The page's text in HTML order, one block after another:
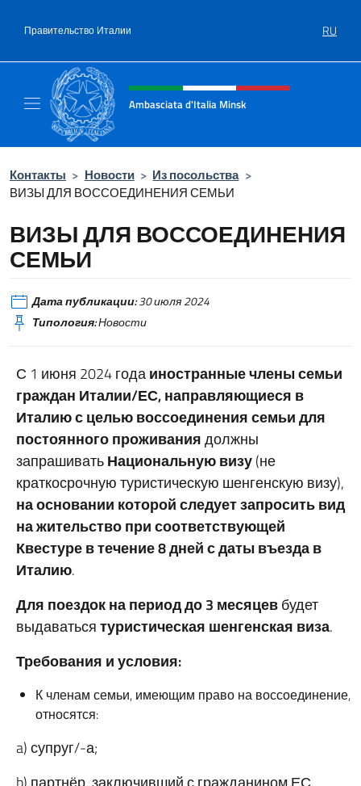
Правительство Италии RU
Шапка сайта, соцсети и
Ambasciata d'Italia Minsk
Контакты > Новости > Из посольства >
ВИЗЫ ДЛЯ ВОССОЕДИНЕНИЯ СЕМЬИ
ВИЗЫ ДЛЯ ВОССОЕДИНЕНИЯ
СЕМЬИ
Дата публикации:30 июля 2024
Типология:Новости
С 1 июня 2024 годаиностранные члены семьи
граждан Италии/ЕС, направляющиеся в
Италию с целью воссоединения семьи для
постоянного проживаниядолжны
запрашиватьНациональную визу(не
краткосрочную туристическую шенгенскую визу),
на основании которой следует запросить вид
на жительство при соответствующей
Квестуре в течение 8 дней с даты въезда в
Италию.
Для поездок на период до 3 месяцевбудет
выдаватьсятуристическая шенгенская виза.
Требования и условия:
К членам семьи, имеющим право на воссоединение,
относятся:
a) супруг/-а;